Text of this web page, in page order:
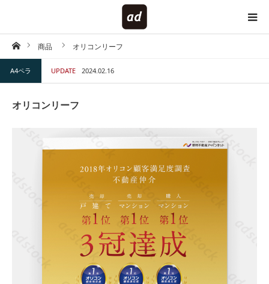
ホーム商品 オリコンリーフ
A4ペラ UPDATE 2024.02.16
オリコンリーフ
HOME
対象で探す
テイストで探す